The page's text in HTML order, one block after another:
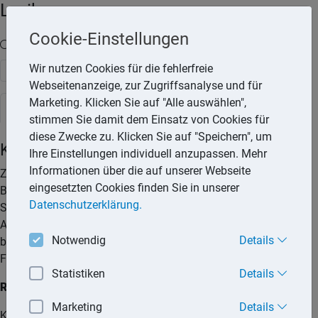
Lexika
Volltext-Suche in den Lexika
Suchen
Steuerlexikon
Kinderbetreuungskosten
Zu den Kinderbetreuungskosten gehören Ausgaben für die
Betreuung eines Kindes, das zum Haushalt des
Steuerpflichtigen gehört. Hiervon ausgenommen sind
Aufwendungen für Unterricht und die Vermittlung von
besonderen Fähigkeiten sowie für sportliche und andere
Freizeitbetätigungen.
Rechtslage seit 01.01.2012
Cookie-Einstellungen
Wir nutzen Cookies für die fehlerfreie
Webseitenanzeige, zur Zugriffsanalyse und für
Marketing. Klicken Sie auf "Alle auswählen",
stimmen Sie damit dem Einsatz von Cookies für
diese Zwecke zu. Klicken Sie auf "Speichern", um
Ihre Einstellungen individuell anzupassen. Mehr
Informationen über die auf unserer Webseite
eingesetzten Cookies finden Sie in unserer
Datenschutzerklärung.
Notwendig Details
Statistiken Details
Marketing Details